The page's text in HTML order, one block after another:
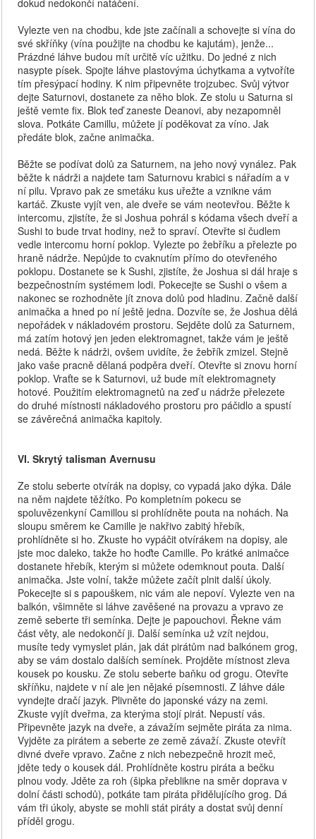
Vylezte ven na chodbu, kde jste začínali a schovejte si vína do
své skříňky (vína použijte na chodbu ke kajutám), jenže...
Prázdné láhve budou mít určitě víc užitku. Do jedné z nich
nasypte písek. Spojte láhve plastovýma úchytkama a vytvoříte
tím přesýpací hodiny. K nim připevněte trojzubec. Svůj výtvor
dejte Saturnovi, dostanete za něho blok. Ze stolu u Saturna si
ještě vemte fix. Blok teď zaneste Deanovi, aby nezapomněl
slova. Potkáte Camillu, můžete jí poděkovat za víno. Jak
předáte blok, začne animačka.
Běžte se podívat dolů za Saturnem, na jeho nový vynález. Pak
běžte k nádrži a najdete tam Saturnovu krabici s nářadím a v
ní pilu. Vpravo pak ze smetáku kus uřežte a vznikne vám
kartáč. Zkuste vyjít ven, ale dveře se vám neotevřou. Běžte k
intercomu, zjistíte, že si Joshua pohrál s kódama všech dveří a
Sushi to bude trvat hodiny, než to spraví. Otevřte si čudlem
vedle intercomu horní poklop. Vylezte po žebříku a přelezte po
hraně nádrže. Nepůjde to cvaknutím přímo do otevřeného
poklopu. Dostanete se k Sushi, zjistíte, že Joshua si dál hraje s
bezpečnostním systémem lodi. Pokecejte se Sushi o všem a
nakonec se rozhodněte jít znova dolů pod hladinu. Začně další
animačka a hned po ní ještě jedna. Dozvíte se, že Joshua dělá
nepořádek v nákladovém prostoru. Sejděte dolů za Saturnem,
má zatím hotový jen jeden elektromagnet, takže vám je ještě
nedá. Běžte k nádrži, ovšem uvidíte, že žebřík zmizel. Stejně
jako vaše pracně dělaná podpěra dveří. Otevřte si znovu horní
poklop. Vraťte se k Saturnovi, už bude mít elektromagnety
hotové. Použitím elektromagnetů na zeď u nádrže přelezete
do druhé místnosti nákladového prostoru pro páčidlo a spustí
se závěrečná animačka kapitoly.
VI. Skrytý talisman Avernusu
Ze stolu seberte otvírák na dopisy, co vypadá jako dýka. Dále
na něm najdete těžítko. Po kompletním pokecu se
spoluvězenkyní Camillou si prohlídněte pouta na nohách. Na
sloupu směrem ke Camille je nakřivo zabitý hřebík,
prohlídněte si ho. Zkuste ho vypáčit otvírákem na dopisy, ale
jste moc daleko, takže ho hoďte Camille. Po krátké animačce
dostanete hřebík, kterým si můžete odemknout pouta. Další
animačka. Jste volní, takže můžete začít plnit další úkoly.
Pokecejte si s papouškem, nic vám ale nepoví. Vylezte ven na
balkón, všimněte si láhve zavěšené na provazu a vpravo ze
země seberte tři semínka. Dejte je papouchovi. Řekne vám
část věty, ale nedokončí ji. Další semínka už vzít nejdou,
musíte tedy vymyslet plán, jak dát pirátům nad balkónem grog,
aby se vám dostalo dalších semínek. Projděte místnost zleva
kousek po kousku. Ze stolu seberte baňku od grogu. Otevřte
skříňku, najdete v ní ale jen nějaké písemnosti. Z láhve dále
vyndejte dračí jazyk. Plivněte do japonské vázy na zemi.
Zkuste vyjít dveřma, za kterýma stojí pirát. Nepustí vás.
Připevněte jazyk na dveře, a závažím sejměte piráta za nima.
Vyjděte za pirátem a seberte ze země závaží. Zkuste otevřít
divné dveře vpravo. Začne z nich nebezpečně hrozit meč,
jděte tedy o kousek dál. Prohlídněte kostru piráta a bečku
plnou vody. Jděte za roh (šipka přeblikne na směr doprava v
dolní části schodů), potkáte tam piráta přidělujícího grog. Dá
vám tři úkoly, abyste se mohli stát piráty a dostat svůj denní
příděl grogu.